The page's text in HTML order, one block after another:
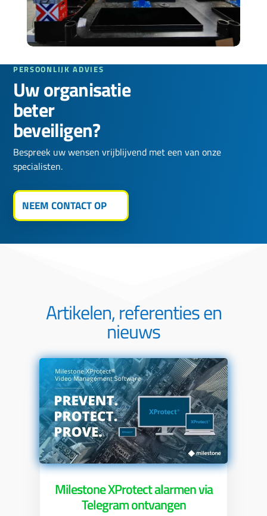
Uw organisatie
beter
beveiligen?
PERSOONLIJK ADVIES
Bespreek uw wensen vrijblijvend met een van onze
specialisten.
NEEM CONTACT OP
Artikelen, referenties en
nieuws
Milestone XProtect alarmen via
Telegram ontvangen